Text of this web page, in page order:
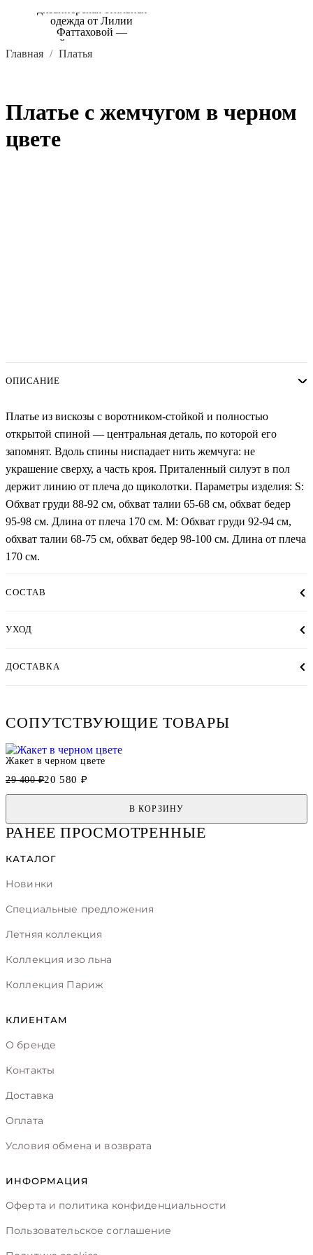
Главная Платья
Платье с жемчугом в черном
цвете
ОПИСАНИЕ
Платье из вискозы с воротником-стойкой и полностью
открытой спиной — центральная деталь, по которой его
запомнят. Вдоль спины ниспадает нить жемчуга: не
украшение сверху, а часть кроя. Приталенный силуэт в пол
держит линию от плеча до щиколотки. Параметры изделия: S:
Обхват груди 88-92 см, обхват талии 65-68 см, обхват бедер
95-98 см. Длина от плеча 170 см. М: Обхват груди 92-94 см,
обхват талии 68-75 см, обхват бедер 98-100 см. Длина от плеча
170 см.
СОСТАВ
УХОД
ДОСТАВКА
СОПУТСТВУЮЩИЕ ТОВАРЫ
Жакет в черном цвете
29 400 ₽20 580 ₽
В КОРЗИНУ
РАНЕЕ ПРОСМОТРЕННЫЕ
КАТАЛОГ
Новинки
Специальные предложения
Летняя коллекция
Коллекция изо льна
Коллекция Париж
КЛИЕНТАМ
О бренде
Контакты
Доставка
Оплата
Условия обмена и возврата
ИНФОРМАЦИЯ
Оферта и политика конфиденциальности
Пользовательское соглашение